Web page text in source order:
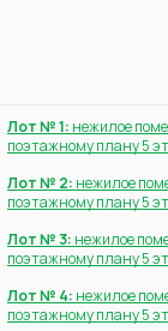
Лот № 1: нежилое
поэтажному плану 5
Лот № 2: нежилое
поэтажному плану 5
Лот № 3: нежилое
поэтажному плану 5
Лот № 4: нежилое
поэтажному плану 5